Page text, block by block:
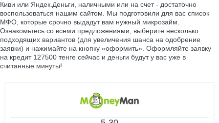
Киви или Яндек.Деньги, наличными или на счет - достаточно
воспользоваться нашим сайтом. Мы подготовили для вас список
МФО, которые срочно выдадут вам нужный микрозайм.
Ознакомьтесь со всеми предложениями, выберите несколько
подходящих вариантов (для увеличения шанса на одобрение
заявки) и нажимайте на кнопку «оформить». Оформляйте заявку
на кредит 127500 тенге сейчас и деньги будут у вас уже в
считанные минуты!